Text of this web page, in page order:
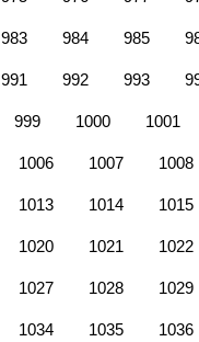
983 984 985
991 992 993
999 1000 1001
1006 1007 1008
1013 1014 1015
1020 1021 1022
1027 1028 1029
1034 1035 1036